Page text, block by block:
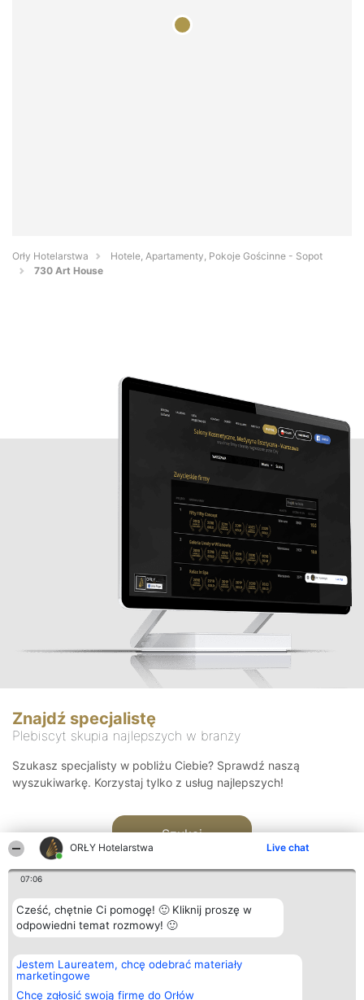
ORŁY Hotelarstwa Live chat
07:06
Cześć, chętnie Ci pomogę! 🙂 Kliknij proszę w
odpowiedni temat rozmowy! 🙂
Jestem Laureatem, chcę odebrać materiały
marketingowe
Chcę zgłosić swoją firmę do Orłów
Orły Hotelarstwa
Hotele, Apartamenty, Pokoje Gościnne - Sopot
730 Art House
Znajdź specjalistę
Plebiscyt skupia najlepszych w branży
Szukasz specjalisty w pobliżu Ciebie? Sprawdź naszą
wyszukiwarkę. Korzystaj tylko z usług najlepszych!
Szukaj
Organizator plebiscytu
Bright Side Solutions sp. z o.
o. sp. k.
ul. Ruska 22
Plebiscyt
Laureaci
wszystkich
Kontakt
Kontakt